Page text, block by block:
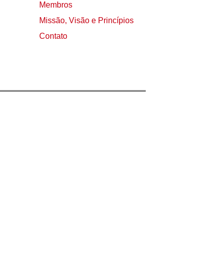
Membros
Missão, Visão e Princípios
Contato